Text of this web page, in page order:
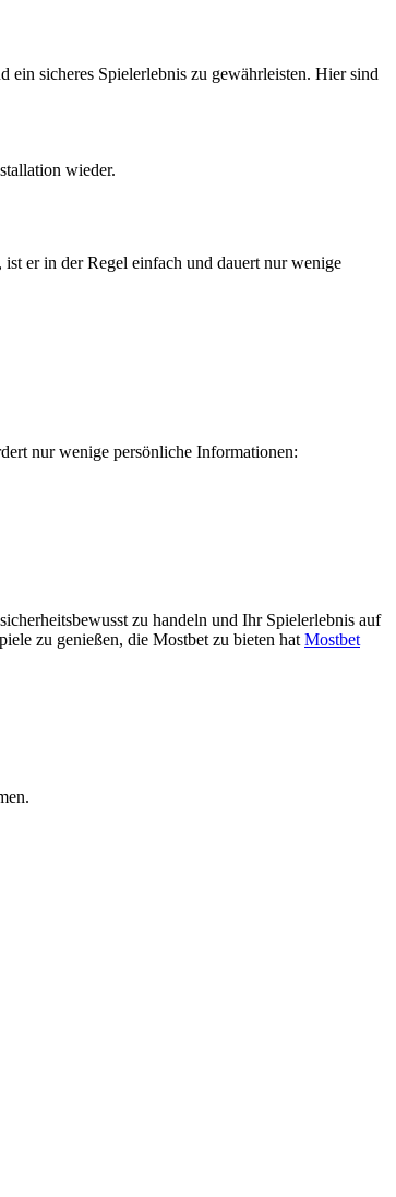
sicheres Spielerlebnis zu gewährleisten. Hier sind
wieder.
er in der Regel einfach und dauert nur wenige
nur wenige persönliche Informationen:
zu handeln und Ihr Spielerlebnis auf
zu genießen, die Mostbet zu bieten hat Mostbet